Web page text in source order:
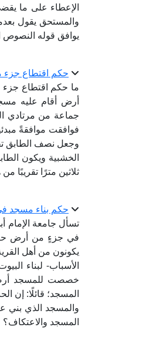
الإعطاء على ما
والمستحق يقول
يوافق قوله النصوص
حكم اقتطاع جزء
ما حكم اقتطاع
أرض أقام عليه
جماعة من مرتادي
فوافقت موافقةً
وجعل نصف الطابق
الخشبية ويكون
ثلاثين مترًا تقريبًا
حكم بناء مسجد
تسأل جامعة
في جزءٍ من أرض
يكونون من أهل
الأسباب- لبناء
خصصت للمسجد أرضًا
المسجد؛ قائلًا: إن
والمسجد الذي بني
المسجد والاعتكاف؟